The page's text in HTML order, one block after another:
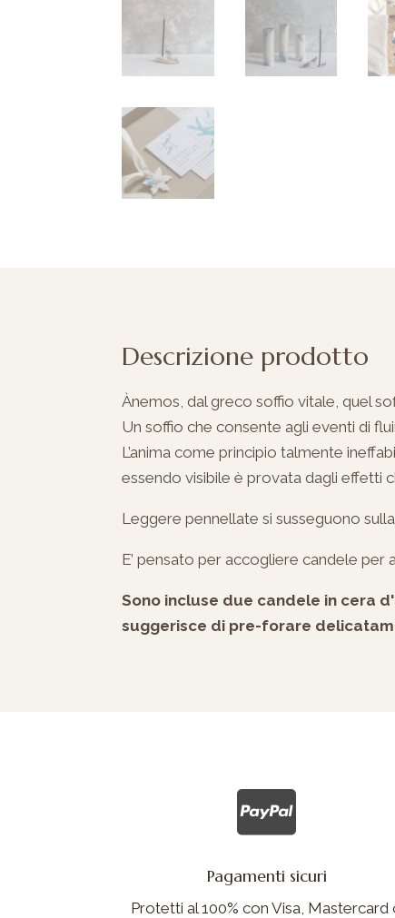
Descrizione prodotto
Ànemos, dal greco soffio vitale, quel
Un soffio che consente agli eventi di
L’anima come principio talmente
essendo visibile è provata dagli effetti
Leggere pennellate si susseguono
E’ pensato per accogliere candele
Sono incluse due candele in cera
suggerisce di pre-forare

Pagamenti sicuri
Protetti al 100% con Visa, Mastercard